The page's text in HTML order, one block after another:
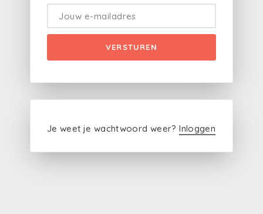
VERSTUREN
Je weet je wachtwoord weer?Inloggen